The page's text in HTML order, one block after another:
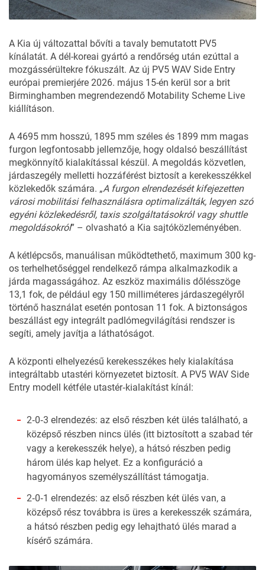
A Kia új változattal bővíti a tavaly bemutatott PV5
kínálatát. A dél-koreai gyártó a rendőrség után ezúttal a
mozgássérültekre fókuszált. Az új PV5 WAV Side Entry
európai premierjére 2026. május 15-én kerül sor a brit
Birminghamben megrendezendő Motability Scheme Live
kiállításon.
A 4695 mm hosszú, 1895 mm széles és 1899 mm magas
furgon legfontosabb jellemzője, hogy oldalsó beszállítást
megkönnyítő kialakítással készül. A megoldás közvetlen,
járdaszegély melletti hozzáférést biztosít a kerekesszékkel
közlekedők számára. „A furgon elrendezését kifejezetten
városi mobilitási felhasználásra optimalizálták, legyen szó
egyéni közlekedésről, taxis szolgáltatásokról vagy shuttle
megoldásokról” – olvasható a Kia sajtóközleményében.
A kétlépcsős, manuálisan működtethető, maximum 300 kg-
os terhelhetőséggel rendelkező rámpa alkalmazkodik a
járda magasságához. Az eszköz maximális dőlésszöge
13,1 fok, de például egy 150 milliméteres járdaszegélyről
történő használat esetén pontosan 11 fok. A biztonságos
beszállást egy integrált padlómegvilágítási rendszer is
segíti, amely javítja a láthatóságot.
A központi elhelyezésű kerekesszékes hely kialakítása
integráltabb utastéri környezetet biztosít. A PV5 WAV Side
Entry modell kétféle utastér‑kialakítást kínál:
2‑0‑3 elrendezés: az első részben két ülés található, a
középső részben nincs ülés (itt biztosított a szabad tér
vagy a kerekesszék helye), a hátsó részben pedig
három ülés kap helyet. Ez a konfiguráció a
hagyományos személyszállítást támogatja.
2‑0‑1 elrendezés: az első részben két ülés van, a
középső rész továbbra is üres a kerekesszék számára,
a hátsó részben pedig egy lehajtható ülés marad a
kísérő számára.